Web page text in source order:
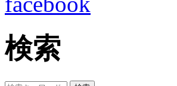
検索